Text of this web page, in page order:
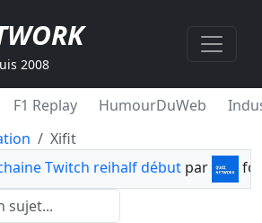
2008
F1 Replay HumourDuWeb
Xifit
Twitch reihalf début par